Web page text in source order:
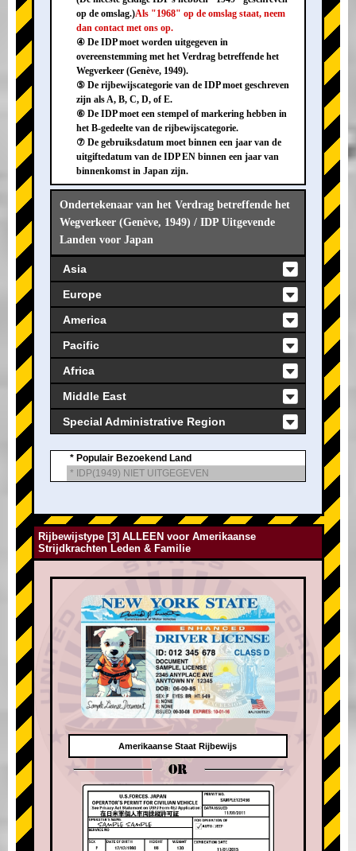
op de omslag.)Als "1968" op de omslag staat, neem
dan contact met ons op.
④ De IDP moet worden uitgegeven in
overeenstemming met het Verdrag betreffende het
Wegverkeer (Genève, 1949).
⑤ De rijbewijscategorie van de IDP moet geschreven
zijn als A, B, C, D, of E.
⑥ De IDP moet een stempel of markering hebben in
het B-gedeelte van de rijbewijscategorie.
⑦ De gebruiksdatum moet binnen een jaar van de
uitgiftedatum van de IDP EN binnen een jaar van
binnenkomst in Japan zijn.
Ondertekenaar van het Verdrag betreffende het
Wegverkeer (Genève, 1949) / IDP Uitgevende
Landen voor Japan
Asia
Europe
America
Pacific
Africa
Middle East
Special Administrative Region
* Populair Bezoekend Land
* IDP(1949) NIET UITGEGEVEN
Rijbewijstype [3] ALLEEN voor Amerikaanse
Strijdkrachten Leden & Familie
Amerikaanse Staat Rijbewijs
OR